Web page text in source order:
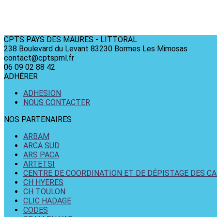
CPTS PAYS DES MAURES - LITTORAL
238 Boulevard du Levant 83230 Bormes Les Mimosas
contact@cptspml.fr
06 09 02 88 42
ADHÉRER
ADHESION
NOUS CONTACTER
NOS PARTENAIRES
ARBAM
ARCA SUD
ARS PACA
ARTETSI
CENTRE DE COORDINATION ET DE DÉPISTAGE DES
CH HYERES
CH TOULON
CLIC HADAGE
CODES